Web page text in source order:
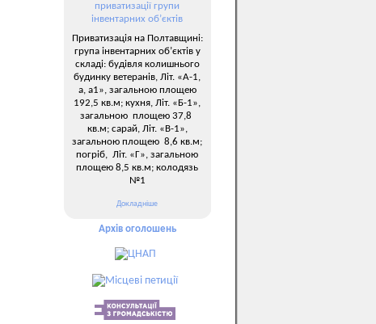
приватизації групи
інвентарних об’єктів
Приватизація на Полтавщині:
група інвентарних об’єктів у
складі: будівля колишнього
будинку ветеранів, Літ. «А-1,
а, а1», загальною площею
192,5 кв.м; кухня, Літ. «Б-1»,
загальною площею 37,8
кв.м; сарай, Літ. «В-1»,
загальною площею 8,6 кв.м;
погріб, Літ. «Г», загальною
площею 8,5 кв.м; колодязь
№1
Докладніше
Архів оголошень